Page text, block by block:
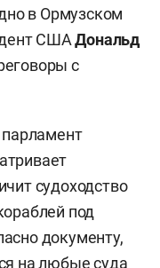
в Ормузском
СШАДональд
с
парламент
судоходство
под
документу,
на любые суда